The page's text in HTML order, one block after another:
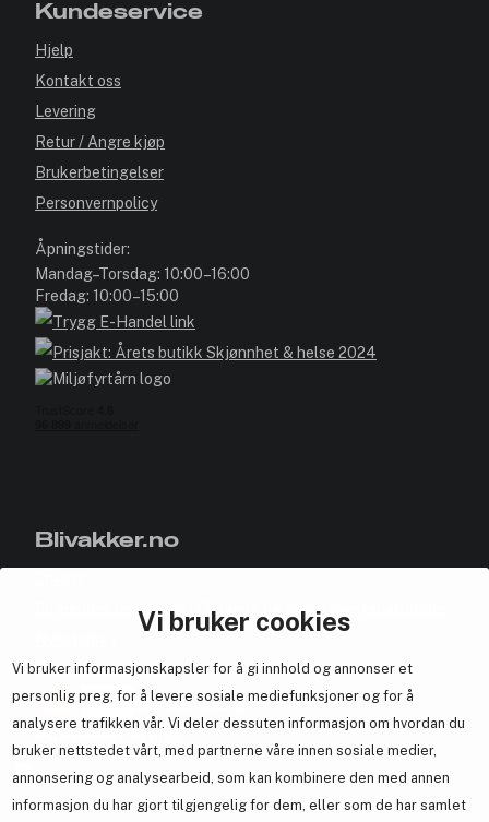
Vi bruker cookies
Vi bruker informasjonskapsler for å gi innhold og annonser et
personlig preg, for å levere sosiale mediefunksjoner og for å
analysere trafikken vår. Vi deler dessuten informasjon om hvordan du
bruker nettstedet vårt, med partnerne våre innen sosiale medier,
annonsering og analysearbeid, som kan kombinere den med annen
informasjon du har gjort tilgjengelig for dem, eller som de har samlet
Kundeservice
Hjelp
Kontakt oss
Levering
Retur / Angre kjøp
Brukerbetingelser
Personvernpolicy
Åpningstider:
Mandag–Torsdag: 10:00–16:00
Fredag: 10:00–15:00
Blivakker.no
Bli medlem helt gratis - få poeng og eksklusive rabattkoder.
Samarbeid med oss
En del avBrandsdal Group AS